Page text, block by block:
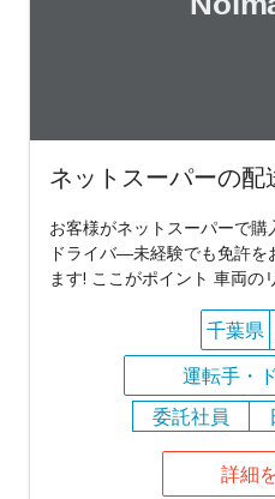
ネットスーパーの配
お客様がネットスーパーで
ドライバ―未経験でも免許を
ます! ここがポイント 車両の
千葉県
運転手・
委託社員
詳細